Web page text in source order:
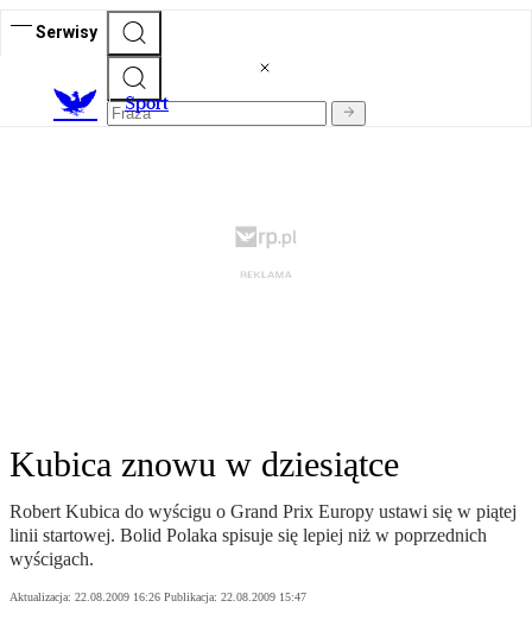
Serwisy
Sport
Kubica znowu w dziesiątce
Robert Kubica do wyścigu o Grand Prix Europy ustawi się w piątej
linii startowej. Bolid Polaka spisuje się lepiej niż w poprzednich
wyścigach.
Aktualizacja: 22.08.2009 16:26 Publikacja: 22.08.2009 15:47